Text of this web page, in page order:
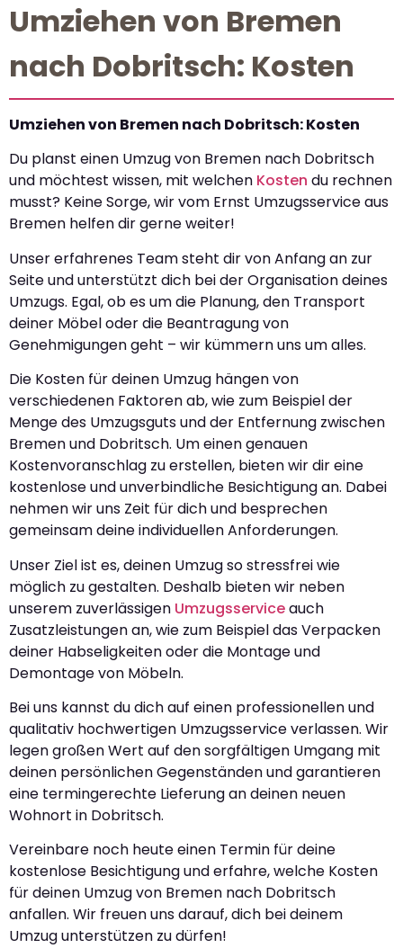
Umziehen von Bremen
nach Dobritsch: Kosten
Umziehen von Bremen nach Dobritsch: Kosten
Du planst einen Umzug von Bremen nach Dobritsch
und möchtest wissen, mit welchen Kosten du rechnen
musst? Keine Sorge, wir vom Ernst Umzugsservice aus
Bremen helfen dir gerne weiter!
Unser erfahrenes Team steht dir von Anfang an zur
Seite und unterstützt dich bei der Organisation deines
Umzugs. Egal, ob es um die Planung, den Transport
deiner Möbel oder die Beantragung von
Genehmigungen geht – wir kümmern uns um alles.
Die Kosten für deinen Umzug hängen von
verschiedenen Faktoren ab, wie zum Beispiel der
Menge des Umzugsguts und der Entfernung zwischen
Bremen und Dobritsch. Um einen genauen
Kostenvoranschlag zu erstellen, bieten wir dir eine
kostenlose und unverbindliche Besichtigung an. Dabei
nehmen wir uns Zeit für dich und besprechen
gemeinsam deine individuellen Anforderungen.
Unser Ziel ist es, deinen Umzug so stressfrei wie
möglich zu gestalten. Deshalb bieten wir neben
unserem zuverlässigen Umzugsserviceauch
Zusatzleistungen an, wie zum Beispiel das Verpacken
deiner Habseligkeiten oder die Montage und
Demontage von Möbeln.
Bei uns kannst du dich auf einen professionellen und
qualitativ hochwertigen Umzugsservice verlassen. Wir
legen großen Wert auf den sorgfältigen Umgang mit
deinen persönlichen Gegenständen und garantieren
eine termingerechte Lieferung an deinen neuen
Wohnort in Dobritsch.
Vereinbare noch heute einen Termin für deine
kostenlose Besichtigung und erfahre, welche Kosten
für deinen Umzug von Bremen nach Dobritsch
anfallen. Wir freuen uns darauf, dich bei deinem
Umzug unterstützen zu dürfen!